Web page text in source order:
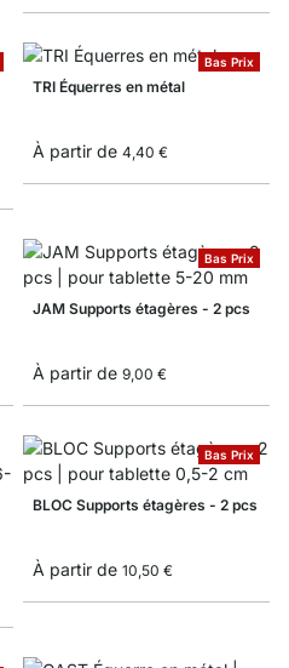
Bas Prix
TRI Équerres en métal
À partir de 4,40 €
Bas Prix
JAM Supports étagères - 2 pcs
À partir de 9,00 €
Bas Prix
BLOC Supports étagères - 2 pcs
À partir de 10,50 €